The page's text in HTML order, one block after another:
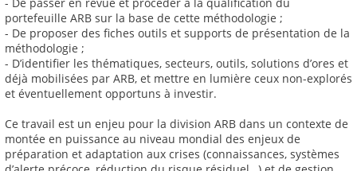
portefeuille ARB sur la base de cette méthodologie ;
- De proposer des fiches outils et supports de présentation de la
méthodologie ;
- D’identifier les thématiques, secteurs, outils, solutions d’ores et
déjà mobilisées par ARB, et mettre en lumière ceux non-explorés
et éventuellement opportuns à investir.
Ce travail est un enjeu pour la division ARB dans un contexte de
montée en puissance au niveau mondial des enjeux de
préparation et adaptation aux crises (connaissances, systèmes